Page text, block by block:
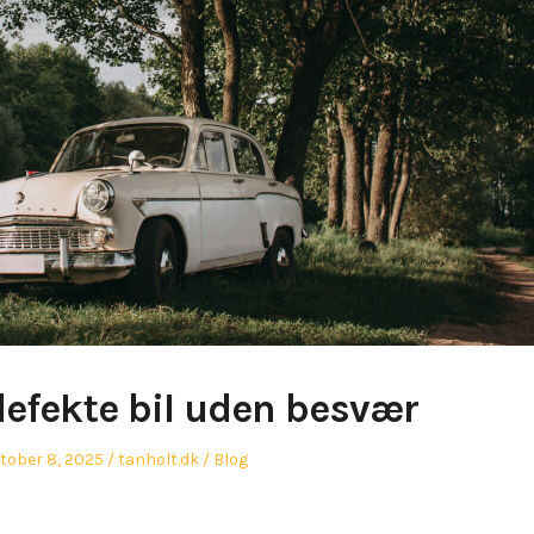
bil uden besvær
8, 2025 Author
tanholt.dk
Posted
Blog